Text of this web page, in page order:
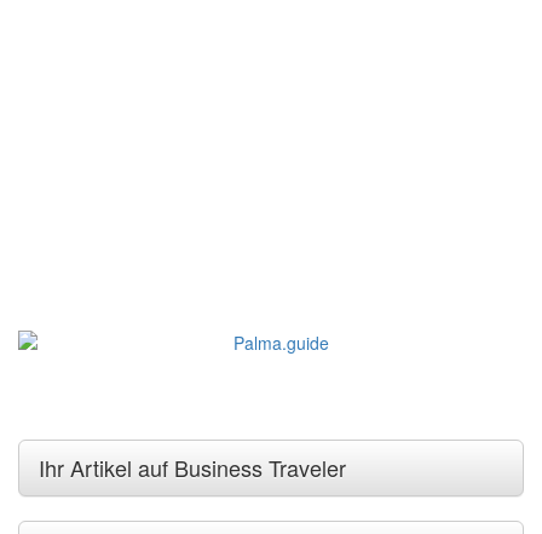
Ihr Artikel auf Business Traveler